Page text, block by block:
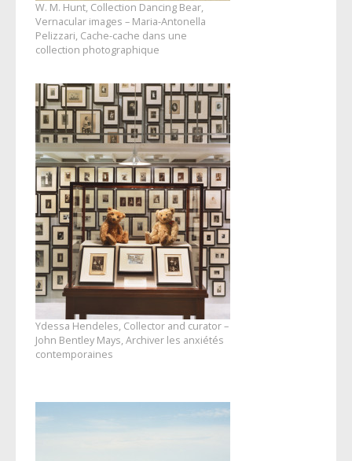
W. M. Hunt, Collection Dancing Bear,
Vernacular images – Maria-Antonella
Pelizzari, Cache-cache dans une
collection photographique
Ydessa Hendeles, Collector and curator –
John Bentley Mays, Archiver les anxiétés
contemporaines